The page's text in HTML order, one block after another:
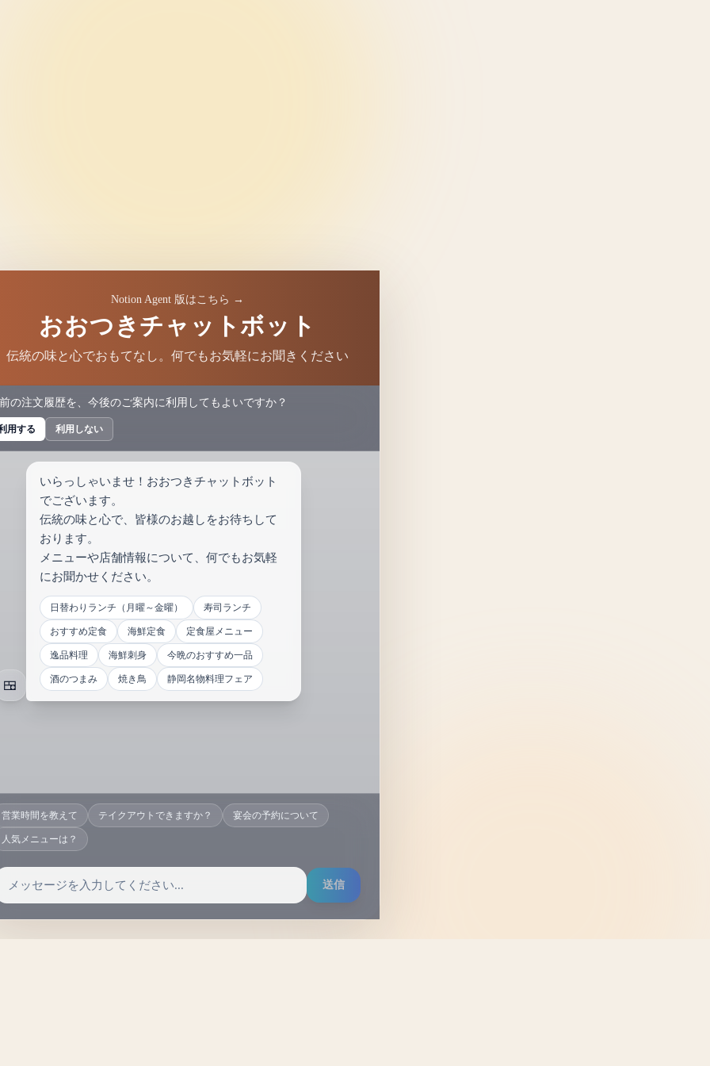
Notion Agent 版はこちら →
おおつきチャットボット
伝統の味と心でおもてなし。何でもお気軽にお聞きください
の注文履歴を、今後のご案内に利用してもよいですか？
用する 利用しない
🍱
いらっしゃいませ！おおつきチャットボット
でございます。
伝統の味と心で、皆様のお越しをお待ちして
おります。
メニューや店舗情報について、何でもお気軽
にお聞かせください。
日替わりランチ（月曜～金曜） 寿司ランチ
おすすめ定食 海鮮定食 定食屋メニュー
逸品料理 海鮮刺身 今晩のおすすめ一品
酒のつまみ 焼き鳥 静岡名物料理フェア
営業時間を教えて テイクアウトできますか？ 宴会の予約について
人気メニューは？
送信